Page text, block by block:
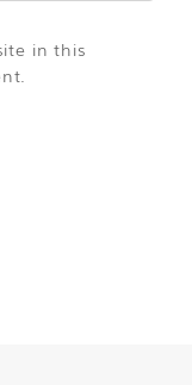
in this